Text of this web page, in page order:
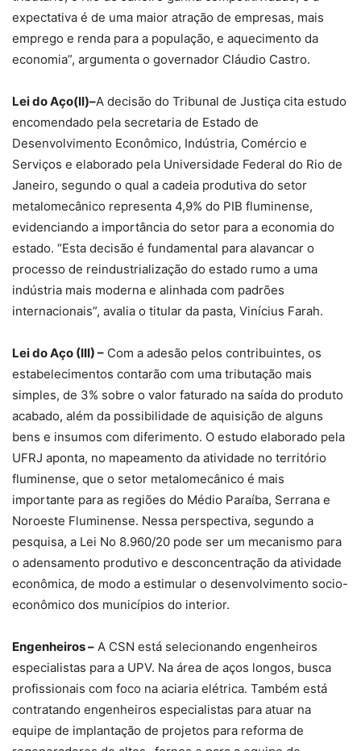
expectativa é de uma maior atração de empresas, mais
emprego e renda para a população, e aquecimento da
economia”, argumenta o governador Cláudio Castro.
Lei do Aço(II)–A decisão do Tribunal de Justiça cita estudo
encomendado pela secretaria de Estado de
Desenvolvimento Econômico, Indústria, Comércio e
Serviços e elaborado pela Universidade Federal do Rio de
Janeiro, segundo o qual a cadeia produtiva do setor
metalomecânico representa 4,9% do PIB fluminense,
evidenciando a importância do setor para a economia do
estado. “Esta decisão é fundamental para alavancar o
processo de reindustrialização do estado rumo a uma
indústria mais moderna e alinhada com padrões
internacionais”, avalia o titular da pasta, Vinícius Farah.
Lei do Aço (III) – Com a adesão pelos contribuintes, os
estabelecimentos contarão com uma tributação mais
simples, de 3% sobre o valor faturado na saída do produto
acabado, além da possibilidade de aquisição de alguns
bens e insumos com diferimento. O estudo elaborado pela
UFRJ aponta, no mapeamento da atividade no território
fluminense, que o setor metalomecânico é mais
importante para as regiões do Médio Paraíba, Serrana e
Noroeste Fluminense. Nessa perspectiva, segundo a
pesquisa, a Lei No 8.960/20 pode ser um mecanismo para
o adensamento produtivo e desconcentração da atividade
econômica, de modo a estimular o desenvolvimento socio-
econômico dos municípios do interior.
Engenheiros – A CSN está selecionando engenheiros
especialistas para a UPV. Na área de aços longos, busca
profissionais com foco na aciaria elétrica. Também está
contratando engenheiros especialistas para atuar na
equipe de implantação de projetos para reforma de